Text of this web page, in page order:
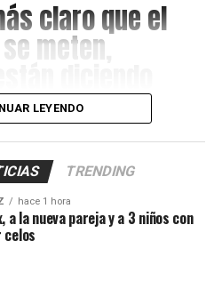
claro que el
meten,
denuncia
que
la ciudadanía
a las casas
y luego
a gusto”.
LEYENDO
TRENDING
hace 1 hora
a la nueva pareja y a 3 niños con
celos